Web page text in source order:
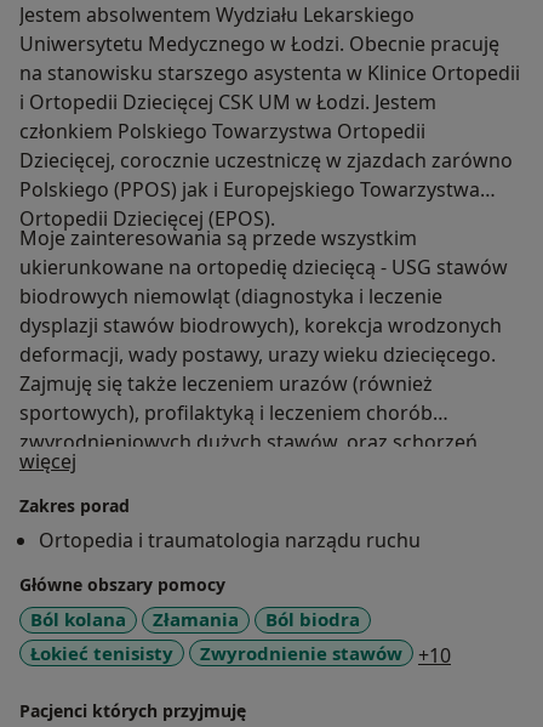
Jestem absolwentem Wydziału Lekarskiego
Uniwersytetu Medycznego w Łodzi. Obecnie pracuję
na stanowisku starszego asystenta w Klinice Ortopedii
i Ortopedii Dziecięcej CSK UM w Łodzi. Jestem
członkiem Polskiego Towarzystwa Ortopedii
Dziecięcej, corocznie uczestniczę w zjazdach zarówno
Polskiego (PPOS) jak i Europejskiego Towarzystwa
Ortopedii Dziecięcej (EPOS).
Moje zainteresowania są przede wszystkim
ukierunkowane na ortopedię dziecięcą - USG stawów
biodrowych niemowląt (diagnostyka i leczenie
dysplazji stawów biodrowych), korekcja wrodzonych
deformacji, wady postawy, urazy wieku dziecięcego.
Zajmuję się także leczeniem urazów (również
sportowych), profilaktyką i leczeniem chorób
zwyrodnieniowych dużych stawów, oraz schorzeń
stopy i stawu skokowego u dorosłych.
więcej
Zakres porad
Ortopedia i traumatologia narządu ruchu
Główne obszary pomocy
Ból kolana Złamania
Ból biodra
Łokieć tenisisty
Zwyrodnienie stawów +10
Pacjenci których przyjmuję